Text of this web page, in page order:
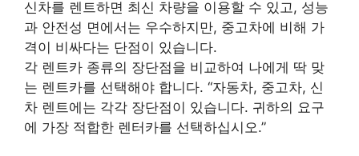
신차를 렌트하면 최신 차량을 이용할 수 있고, 성능
과 안전성 면에서는 우수하지만, 중고차에 비해 가
격이 비싸다는 단점이 있습니다.
각 렌트카 종류의 장단점을 비교하여 나에게 딱 맞
는 렌트카를 선택해야 합니다. “자동차, 중고차, 신
차 렌트에는 각각 장단점이 있습니다. 귀하의 요구
에 가장 적합한 렌터카를 선택하십시오.”